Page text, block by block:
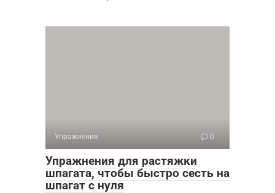
Упражнения 0
Упражнения для растяжки
шпагата, чтобы быстро сесть на
шпагат с нуля